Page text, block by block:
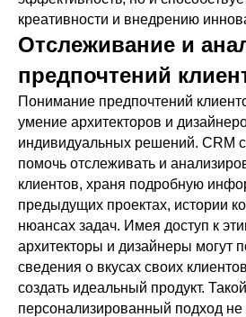
креативности и внедрению
Отслеживание и
предпочтений
Понимание предпочтений
умение архитекторов и
индивидуальных решений. CRM
помочь отслеживать и
клиентов, храня подробную
предыдущих проектах, истории
нюансах задач. Имея доступ к
архитекторы и дизайнеры могут
сведения о вкусах своих
создать идеальный продукт. Такой
персонализированный подход